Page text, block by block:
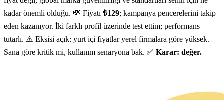
kadar önemli olduğu. 💸 Fiyatı ₺129; kampanya pencerelerini takip
eden kazanıyor. İki farklı profil üzerinde test ettim; performans
tutarlı. ⚠️ Eksisi açık: yurt içi fiyatlar yerel firmalara göre yüksek.
Sana göre kritik mi, kullanım senaryona bak. ✅ Karar: değer.